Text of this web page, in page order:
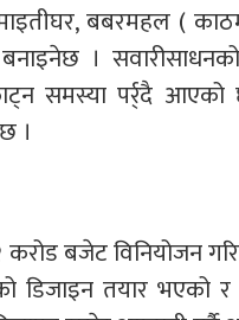
माइतीघर, बबरमहल (
।
समस्या पर्र्दै
।
बजेट विनियोजन
तयार भएको र